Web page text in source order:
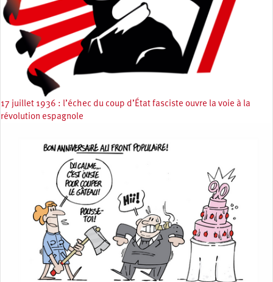
17 juillet 1936 : l’échec du coup d’État fasciste ouvre la voie à la
révolution espagnole